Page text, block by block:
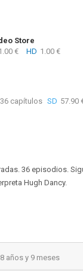
Store
€ HD 1.00 €
capítulos SD 57.90
36 episodios.
Hugh Dancy.
años y 9 meses